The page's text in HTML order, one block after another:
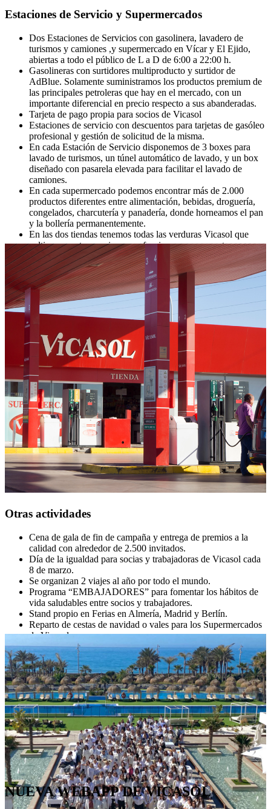
Estaciones de Servicio y Supermercados
Dos Estaciones de Servicios con gasolinera, lavadero de
turismos y camiones ,y supermercado en Vícar y El Ejido,
abiertas a todo el público de L a D de 6:00 a 22:00 h.
Gasolineras con surtidores multiproducto y surtidor de
AdBlue. Solamente suministramos los productos premium de
las principales petroleras que hay en el mercado, con un
importante diferencial en precio respecto a sus abanderadas.
Tarjeta de pago propia para socios de Vicasol
Estaciones de servicio con descuentos para tarjetas de gasóleo
profesional y gestión de solicitud de la misma.
En cada Estación de Servicio disponemos de 3 boxes para
lavado de turismos, un túnel automático de lavado, y un box
diseñado con pasarela elevada para facilitar el lavado de
camiones.
En cada supermercado podemos encontrar más de 2.000
productos diferentes entre alimentación, bebidas, droguería,
congelados, charcutería y panadería, donde horneamos el pan
y la bollería permanentemente.
En las dos tiendas tenemos todas las verduras Vicasol que
cultivan nuestros socios y confeccionamos en nuestros
almacenes; tomates, pimientos, calabacines, berenjenas,
pepinos etc. y sandías y melones en verano, así como todas
las Delicias Vicasol; gazpacho y salmorejo en temporada y las
conservas y productos de V Gama durante todo el año.
Otras actividades
Cena de gala de fin de campaña y entrega de premios a la
calidad con alrededor de 2.500 invitados.
Día de la igualdad para socias y trabajadoras de Vicasol cada
8 de marzo.
Se organizan 2 viajes al año por todo el mundo.
Programa “EMBAJADORES” para fomentar los hábitos de
vida saludables entre socios y trabajadores.
Stand propio en Ferias en Almería, Madrid y Berlín.
Reparto de cestas de navidad o vales para los Supermercados
de Vicasol.
Ventajas y descuentos en servicios y comercios.
Visitas guiadas.
Jornadas de puertas abiertas a nuestras instalaciones.
Actividades educativas y medioambientales.
NUEVA WEBAPP DE VICASOL